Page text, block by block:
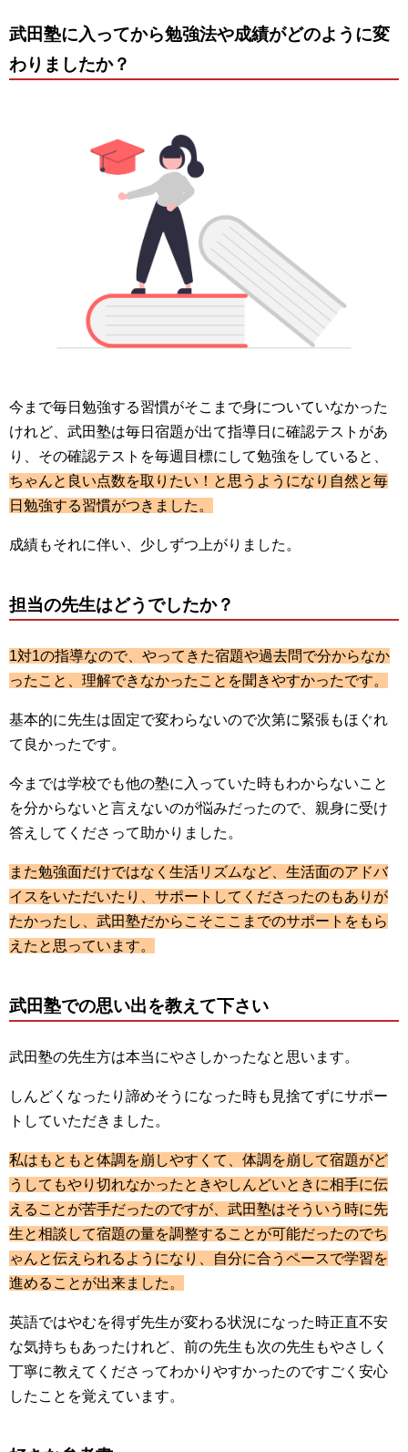
武田塾に入ってから勉強法や成績がどのように変
わりましたか？
今まで毎日勉強する習慣がそこまで身についていなかった
けれど、武田塾は毎日宿題が出て指導日に確認テストがあ
り、その確認テストを毎週目標にして勉強をしていると、
ちゃんと良い点数を取りたい！と思うようになり自然と毎
日勉強する習慣がつきました。
成績もそれに伴い、少しずつ上がりました。
担当の先生はどうでしたか？
1対1の指導なので、やってきた宿題や過去問で分からなか
ったこと、理解できなかったことを聞きやすかったです。
基本的に先生は固定で変わらないので次第に緊張もほぐれ
て良かったです。
今までは学校でも他の塾に入っていた時もわからないこと
を分からないと言えないのが悩みだったので、親身に受け
答えしてくださって助かりました。
また勉強面だけではなく生活リズムなど、生活面のアドバ
イスをいただいたり、サポートしてくださったのもありが
たかったし、武田塾だからこそここまでのサポートをもら
えたと思っています。
武田塾での思い出を教えて下さい
武田塾の先生方は本当にやさしかったなと思います。
しんどくなったり諦めそうになった時も見捨てずにサポー
トしていただきました。
私はもともと体調を崩しやすくて、体調を崩して宿題がど
うしてもやり切れなかったときやしんどいときに相手に伝
えることが苦手だったのですが、武田塾はそういう時に先
生と相談して宿題の量を調整することが可能だったのでち
ゃんと伝えられるようになり、自分に合うペースで学習を
進めることが出来ました。
英語ではやむを得ず先生が変わる状況になった時正直不安
な気持ちもあったけれど、前の先生も次の先生もやさしく
丁寧に教えてくださってわかりやすかったのですごく安心
したことを覚えています。